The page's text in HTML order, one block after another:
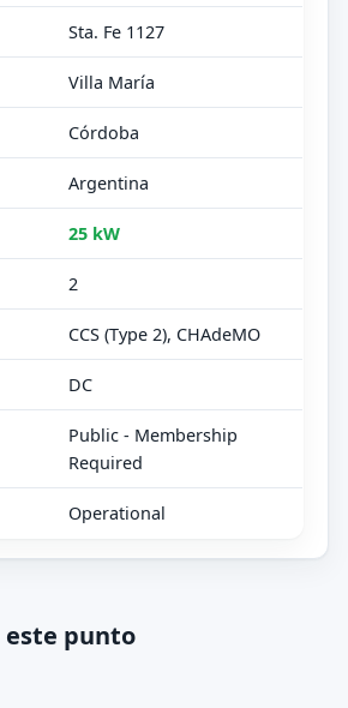
Sta. Fe 1127
Villa María
Córdoba
Argentina
25 kW
2
CCS (Type 2), CHAdeMO
DC
Public - Membership
Required
Operational
este punto